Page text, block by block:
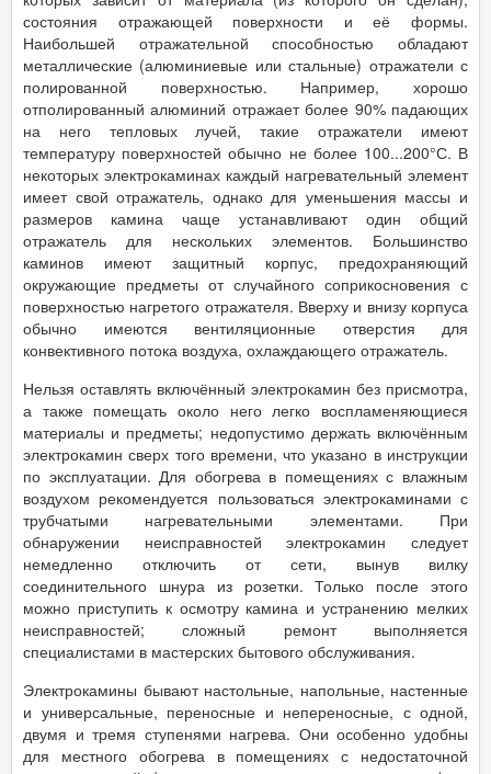
состояния отражающей поверхности и её формы.
Наибольшей отражательной способностью обладают
металлические (алюминиевые или стальные) отражатели с
полированной поверхностью. Например, хорошо
отполированный алюминий отражает более 90% падающих
на него тепловых лучей, такие отражатели имеют
температуру поверхностей обычно не более 100...200°С. В
некоторых электрокаминах каждый нагревательный элемент
имеет свой отражатель, однако для уменьшения массы и
размеров камина чаще устанавливают один общий
отражатель для нескольких элементов. Большинство
каминов имеют защитный корпус, предохраняющий
окружающие предметы от случайного соприкосновения с
поверхностью нагретого отражателя. Вверху и внизу корпуса
обычно имеются вентиляционные отверстия для
конвективного потока воздуха, охлаждающего отражатель.
Нельзя оставлять включённый электрокамин без присмотра,
а также помещать около него легко воспламеняющиеся
материалы и предметы; недопустимо держать включённым
электрокамин сверх того времени, что указано в инструкции
по эксплуатации. Для обогрева в помещениях с влажным
воздухом рекомендуется пользоваться электрокаминами с
трубчатыми нагревательными элементами. При
обнаружении неисправностей электрокамин следует
немедленно отключить от сети, вынув вилку
соединительного шнура из розетки. Только после этого
можно приступить к осмотру камина и устранению мелких
неисправностей; сложный ремонт выполняется
специалистами в мастерских бытового обслуживания.
Электрокамины бывают настольные, напольные, настенные
и универсальные, переносные и непереносные, с одной,
двумя и тремя ступенями нагрева. Они особенно удобны
для местного обогрева в помещениях с недостаточной